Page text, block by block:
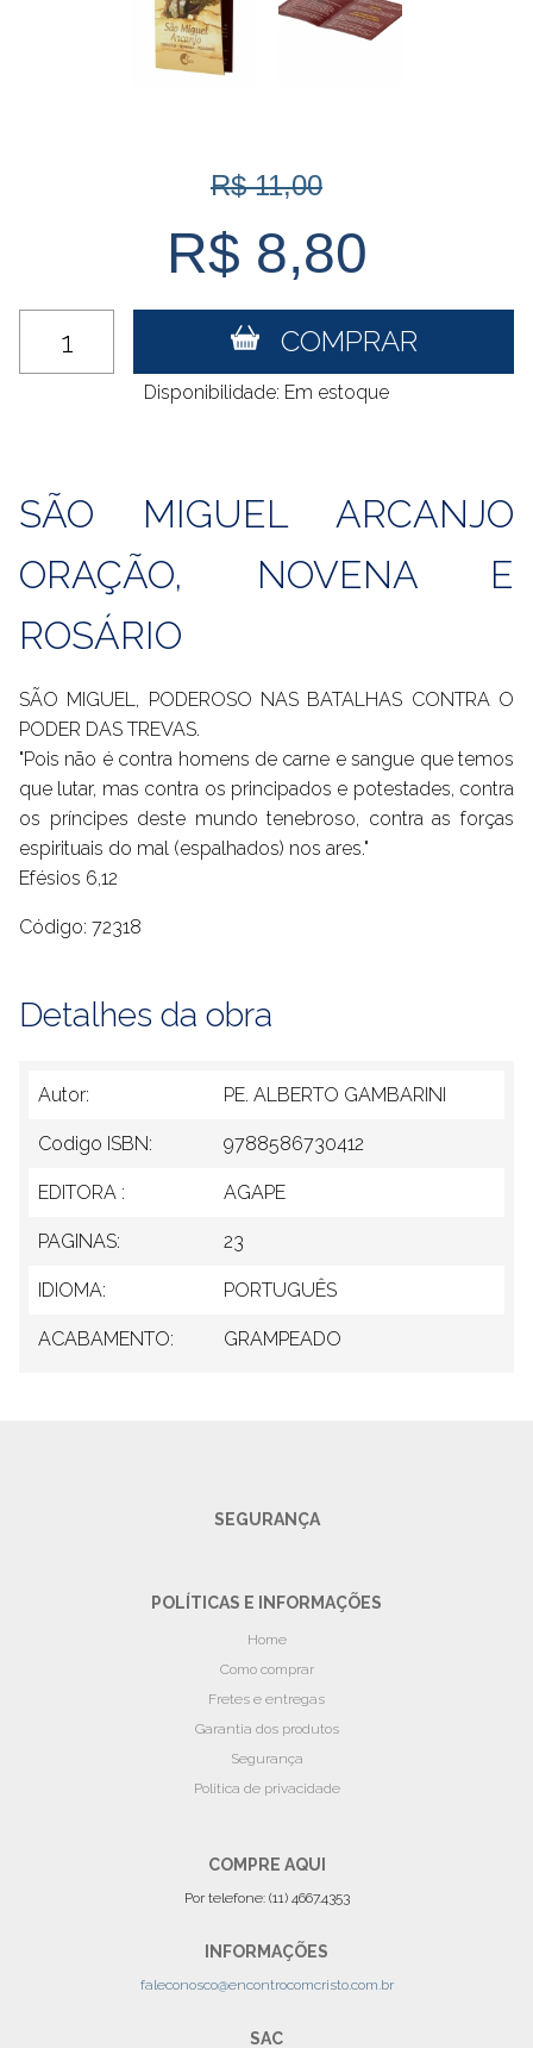
R$ 11,00
R$ 8,80
COMPRAR
Disponibilidade: Em estoque
SÃO MIGUEL ARCANJO
ORAÇÃO, NOVENA E
ROSÁRIO
SÃO MIGUEL, PODEROSO NAS BATALHAS CONTRA O
PODER DAS TREVAS.
"Pois não é contra homens de carne e sangue que temos
que lutar, mas contra os principados e potestades, contra
os príncipes deste mundo tenebroso, contra as forças
espirituais do mal (espalhados) nos ares."
Efésios 6,12
Código: 72318
Detalhes da obra
Autor: PE. ALBERTO GAMBARINI
Codigo ISBN: 9788586730412
EDITORA : AGAPE
PAGINAS: 23
IDIOMA: PORTUGUÊS
ACABAMENTO: GRAMPEADO
SEGURANÇA
POLÍTICAS E INFORMAÇÕES
Home
Como comprar
Fretes e entregas
Garantia dos produtos
Segurança
Politica de privacidade
COMPRE AQUI
Por telefone: (11) 4667.4353
INFORMAÇÕES
faleconosco@encontrocomcristo.com.br
SAC